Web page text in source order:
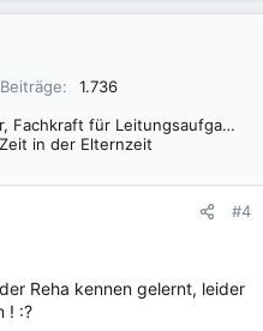
Beiträge
1.736
Krankenschwester, Fachkraft für Leitungsaufgaben in der Pflege (FLP)
in der Elternzeit
#4
Reha kennen gelernt, leider
! :?